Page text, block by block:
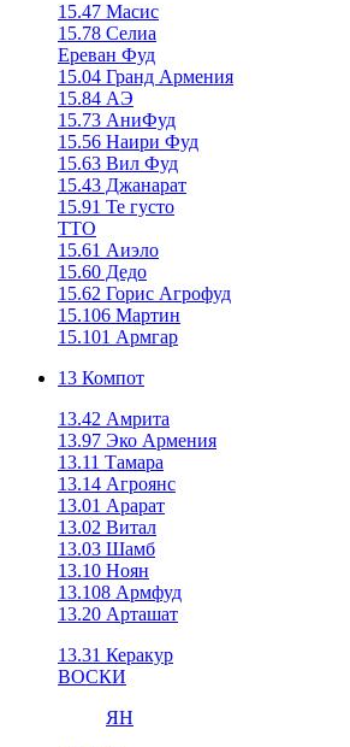
15.47 Масис
15.78 Селиа
Ереван Фуд
15.04 Гранд Армения
15.84 АЭ
15.73 АниФуд
15.56 Наири Фуд
15.63 Вил Фуд
15.43 Джанарат
15.91 Те густо
ТТО
15.61 Аиэло
15.60 Дедо
15.62 Горис Агрофуд
15.106 Мартин
15.101 Армгар
13 Компот
13.42 Амрита
13.97 Эко Армения
13.11 Тамара
13.14 Агроянс
13.01 Арарат
13.02 Витал
13.03 Шамб
13.10 Ноян
13.108 Армфуд
13.20 Арташат
13.31 Керакур
ВОСКИ
ЯН